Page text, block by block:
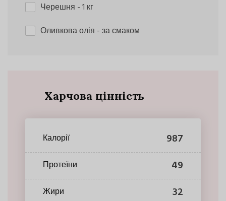
Черешня - 1 кг
Оливкова олія - за смаком
Харчова цінність
Калорії 987
Протеїни 49
Жири 32